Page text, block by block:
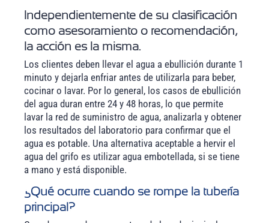
Independientemente de su clasificación
como asesoramiento o recomendación,
la acción es la misma.
Los clientes deben llevar el agua a ebullición durante 1
minuto y dejarla enfriar antes de utilizarla para beber,
cocinar o lavar. Por lo general, los casos de ebullición
del agua duran entre 24 y 48 horas, lo que permite
lavar la red de suministro de agua, analizarla y obtener
los resultados del laboratorio para confirmar que el
agua es potable. Una alternativa aceptable a hervir el
agua del grifo es utilizar agua embotellada, si se tiene
a mano y está disponible.
¿Qué ocurre cuando se rompe la tubería
principal?